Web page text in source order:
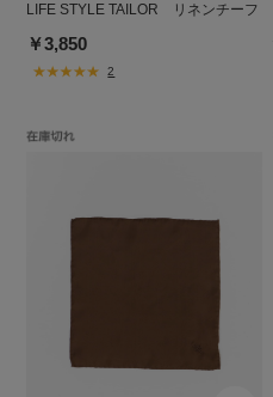
LIFE STYLE TAILOR リネンチーフ
￥3,850
2